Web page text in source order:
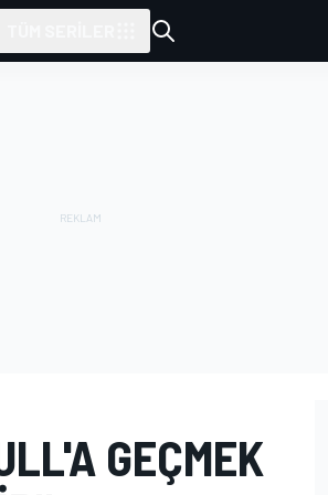
GEÇMEK